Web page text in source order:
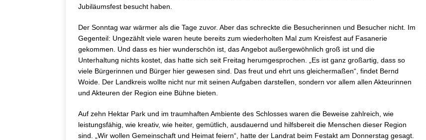
Jubiläumsfest besucht haben.
Der Sonntag war wärmer als die Tage zuvor. Aber das schreckte die Besucherinnen und Besucher nicht. Im
Gegenteil: Ungezählt viele waren heute bereits zum wiederholten Mal zum Kreisfest auf Fasanerie
gekommen. Und dass es hier wunderschön ist, das Angebot außergewöhnlich groß ist und die
Unterhaltung nichts kostet, das hatte sich seit Freitag herumgesprochen. „Es ist ganz großartig, dass so
viele Bürgerinnen und Bürger hier gewesen sind. Das freut und ehrt uns gleichermaßen“, findet Bernd
Woide. Der Landkreis wollte nicht nur mit seinen Aufgaben darstellen, sondern vor allem allen Akteurinnen
und Akteuren der Region eine Bühne bieten.
Auf zehn Hektar Park und im traumhaften Ambiente des Schlosses waren die Beweise zahlreich, wie
leistungsfähig, wie kreativ, wie heiter, gemütlich, ausdauernd und hilfsbereit die Menschen dieser Region
sind. „Wir wollen Gemeinschaft und Heimat feiern“, hatte der Landrat beim Festakt am Donnerstag gesagt.